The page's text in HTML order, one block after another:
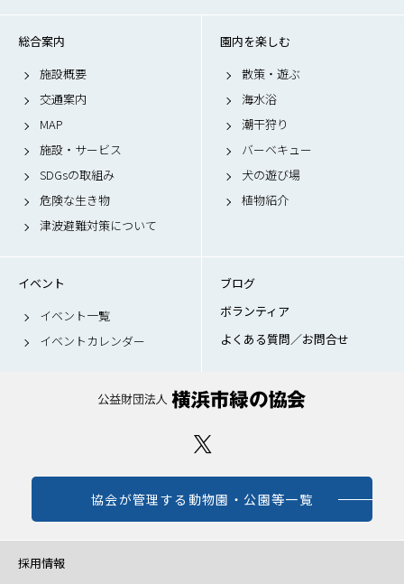
総合案内
施設概要
交通案内
MAP
施設・サービス
SDGsの取組み
危険な生き物
津波避難対策について
園内を楽しむ
散策・遊ぶ
海水浴
潮干狩り
バーベキュー
犬の遊び場
植物紹介
イベント
イベント一覧
イベントカレンダー
ブログ
ボランティア
よくある質問／お問合せ
協会が管理する動物園・公園等一覧
採用情報